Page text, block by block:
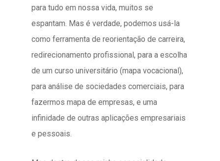
para tudo em nossa vida, muitos se
espantam. Mas é verdade, podemos usá-la
como ferramenta de reorientação de carreira,
redirecionamento profissional, para a escolha
de um curso universitário (mapa vocacional),
para análise de sociedades comerciais, para
fazermos mapa de empresas, e uma
infinidade de outras aplicações empresariais
e pessoais.